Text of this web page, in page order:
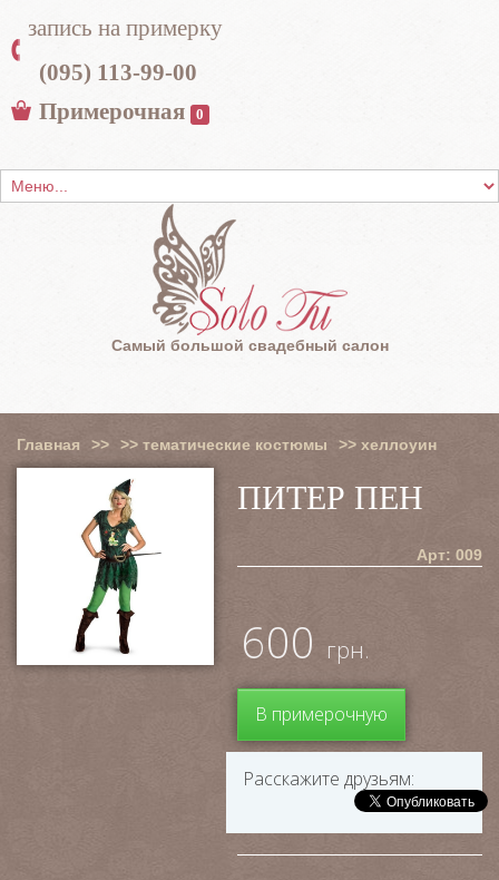
запись на примерку
(095) 113-99-00
Примерочная
0
Самый большой свадебный салон
Главная >> >> тематические костюмы >> хеллоуин
ПИТЕР ПЕН
Арт: 009
600 грн.
В примерочную
Расскажите друзьям: